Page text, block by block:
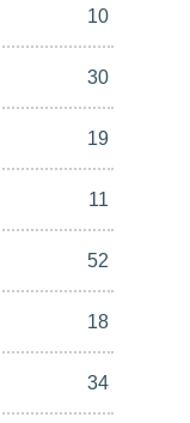
10
30
19
11
52
18
34